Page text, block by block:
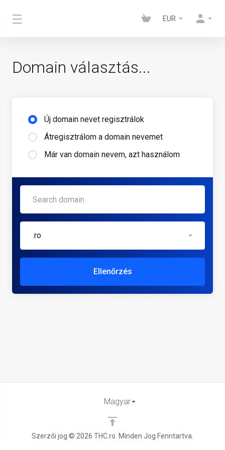
EUR
Domain választás...
Új domain nevet regisztrálok
Átregisztrálom a domain nevemet
Már van domain nevem, azt használom
.ro
Ellenőrzés
Szerzői jog © 2026 THC.ro. Minden Jog Fenntartva.
Magyar